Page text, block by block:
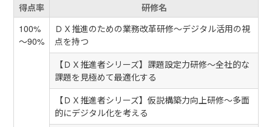
得点率
研修名
100%
～90%
ＤＸ推進のための業務改革研修～デジタル活用の視
点を持つ
【ＤＸ推進者シリーズ】課題設定力研修～全社的な
課題を見極めて最適化する
【ＤＸ推進者シリーズ】仮説構築力向上研修～多面
的にデジタル化を考える